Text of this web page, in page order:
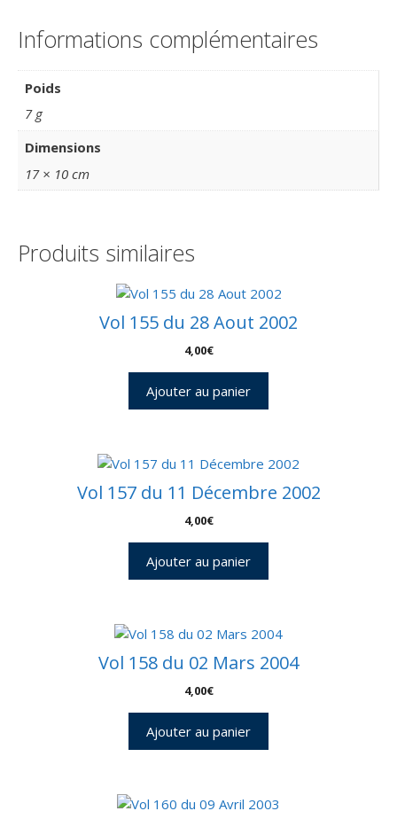
Informations complémentaires
Poids
7 g
Dimensions
17 × 10 cm
Produits similaires
Vol 155 du 28 Aout 2002
4,00€
Ajouter au panier
Vol 157 du 11 Décembre 2002
4,00€
Ajouter au panier
Vol 158 du 02 Mars 2004
4,00€
Ajouter au panier